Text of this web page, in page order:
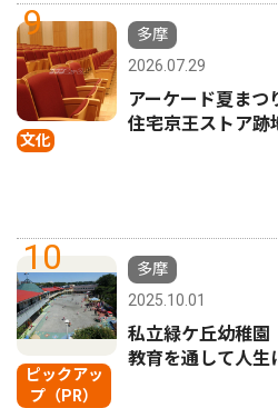
9
文化
多摩
2026.07.29
アーケード夏ま
住宅京王ストア跡
10
ピックアッ
プ（PR）
多摩
2025.10.01
私立緑ケ丘幼稚
教育を通して人生